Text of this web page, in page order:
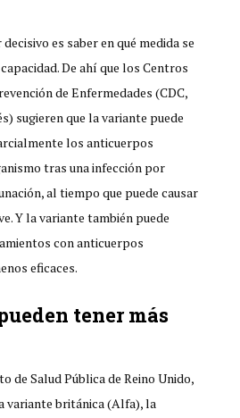
es saber en qué medida se
De ahí que los Centros
de Enfermedades (CDC,
sugieren que la variante puede
los anticuerpos
tras una infección por
al tiempo que puede causar
Y la variante también puede
con anticuerpos
eficaces.
tener más
de Salud Pública de Reino Unido,
variante británica (Alfa), la